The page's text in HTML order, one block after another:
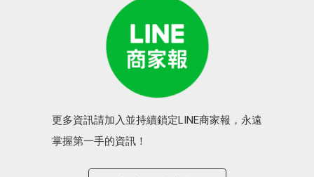
更多資訊請加入並持續鎖定LINE商家報，永遠
掌握第一手的資訊！